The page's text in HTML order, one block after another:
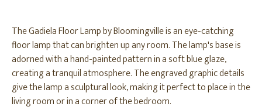
The Gadiela Floor Lamp by Bloomingville is an eye-catching
floor lamp that can brighten up any room. The lamp's base is
adorned with a hand-painted pattern in a soft blue glaze,
creating a tranquil atmosphere. The engraved graphic details
give the lamp a sculptural look, making it perfect to place in the
living room or in a corner of the bedroom.